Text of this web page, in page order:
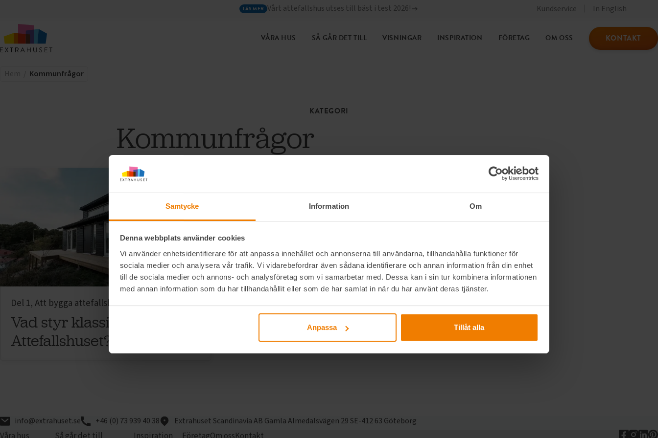
Samtycke Information Om
Denna webbplats använder cookies
Vi använder enhetsidentifierare för att anpassa innehållet och annonserna till användarna, tillhandahålla funktioner för
sociala medier och analysera vår trafik. Vi vidarebefordrar även sådana identifierare och annan information från din enhet
till de sociala medier och annons- och analysföretag som vi samarbetar med. Dessa kan i sin tur kombinera informationen
med annan information som du har tillhandahållit eller som de har samlat in när du har använt deras tjänster.
Anpassa Tillåt alla
LÄS MER Vårt attefallshus utses till bäst i test 2026! Kundservice In English
VÅRA HUS SÅ GÅR DET TILL VISNINGAR INSPIRATION FÖRETAG OM OSS KONTAKT
Kommunfrågor
KATEGORI
Kommunfrågor
Del 1, Att bygga attefallshus
Vad styr klassificeringen av
Attefallshuset?
info@extrahuset.se +46 (0) 73 939 40 38 Extrahuset Scandinavia AB Gamla Almedalsvägen 29SE-412 63 Göteborg
Extrahuset